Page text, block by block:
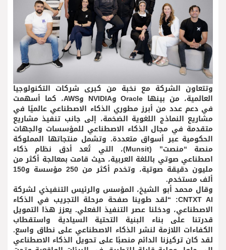
وتتعاون الشركة مع نخبة من كبرى شركات التكنولوجيا
العالمية، من بينها Oracle وNVIDIA وAWS، كما أسهمت
في دعم عدد من أبرز مطوري الذكاء الاصطناعي عالميًا في
مشاريع النماذج اللغوية الضخمة، إلى جانب تنفيذ مشاريع
متقدمة في مجال الذكاء الاصطناعي للمؤسسات والجهات
الحكومية عبر أسواق متعددة. وتشمل منتجاتها المملوكة
منصة “منصت” (Munsit)، التي تُعد أدق نظام ذكاء
اصطناعي صوتي باللغة العربية، حيث قامت بمعالجة أكثر من
مليون دقيقة صوتية، وتخدم أكثر من 250 مؤسسة و150
ألف مستخدم.
وقال محمد أبو الشيخ، المؤسس والرئيس التنفيذي لشركة
CNTXT AI: “لقد طوينا صفحة مرحلة التجريب في الذكاء
الاصطناعي، ودخلنا عصر التنفيذ الفعلي. يعزز هذا التمويل
قدرتنا على بناء البنية التحتية السيادية واستقطاب
الكفاءات اللازمة لنشر الذكاء الاصطناعي على نطاق واسع.
لقد كان تركيزنا الدائم منصبًا على تحويل الذكاء الاصطناعي